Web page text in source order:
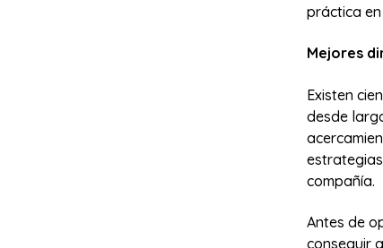
práctica
Mejores
Existen
desde
compañía.
Antes de
conseguir